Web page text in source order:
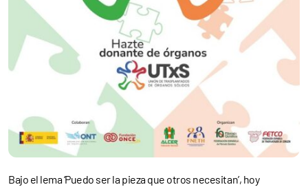
Bajo el lema ‘Puedo ser la pieza que otros necesitan’, hoy